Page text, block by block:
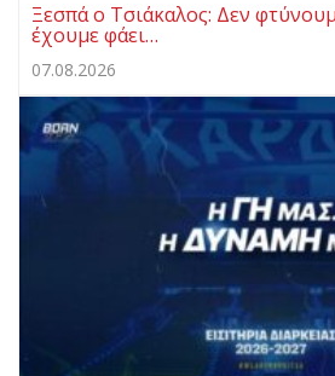
Ξεσπά ο Τσιάκαλος: Δεν
έχουμε φάει…
07.08.2026